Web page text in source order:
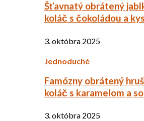
Šťavnatý obrátený
koláč s čokoládou a
3. októbra 2025
Jednoduché
Famózny obrátený
koláč s karamelom a
3. októbra 2025